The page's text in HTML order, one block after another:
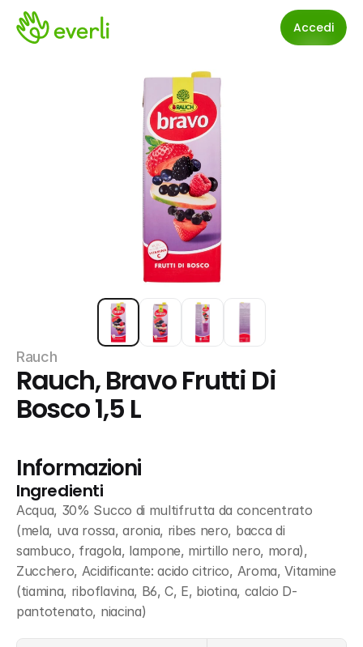
Accedi
Rauch
Rauch, Bravo Frutti Di
Bosco 1,5 L
Informazioni
Ingredienti
Acqua, 30% Succo di multifrutta da concentrato
(mela, uva rossa, aronia, ribes nero, bacca di
sambuco, fragola, lampone, mirtillo nero, mora),
Zucchero, Acidificante: acido citrico, Aroma, Vitamine
(tiamina, riboflavina, B6, C, E, biotina, calcio D-
pantotenato, niacina)